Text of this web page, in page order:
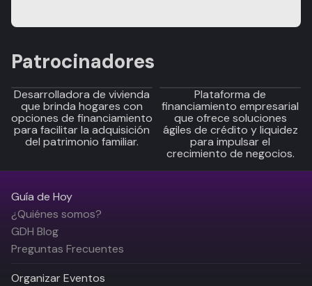
Patrocinadores
Desarrolladora de vivienda
que brinda hogares con
opciones de financiamiento
para facilitar la adquisición
del patrimonio familiar.
Plataforma de
financiamiento empresarial
que ofrece soluciones
ágiles de crédito y liquidez
para impulsar el
crecimiento de negocios.
Guía de Hoy
¿Quiénes somos?
GDH Blog
Preguntas Frecuentes
Organizar Eventos